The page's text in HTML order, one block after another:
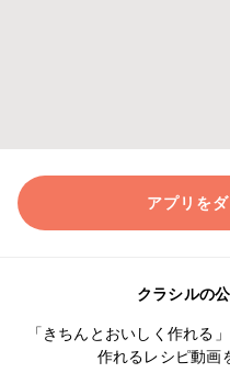
アプリを
クラシルの
「きちんとおいしく作れる
作れるレシピ動画